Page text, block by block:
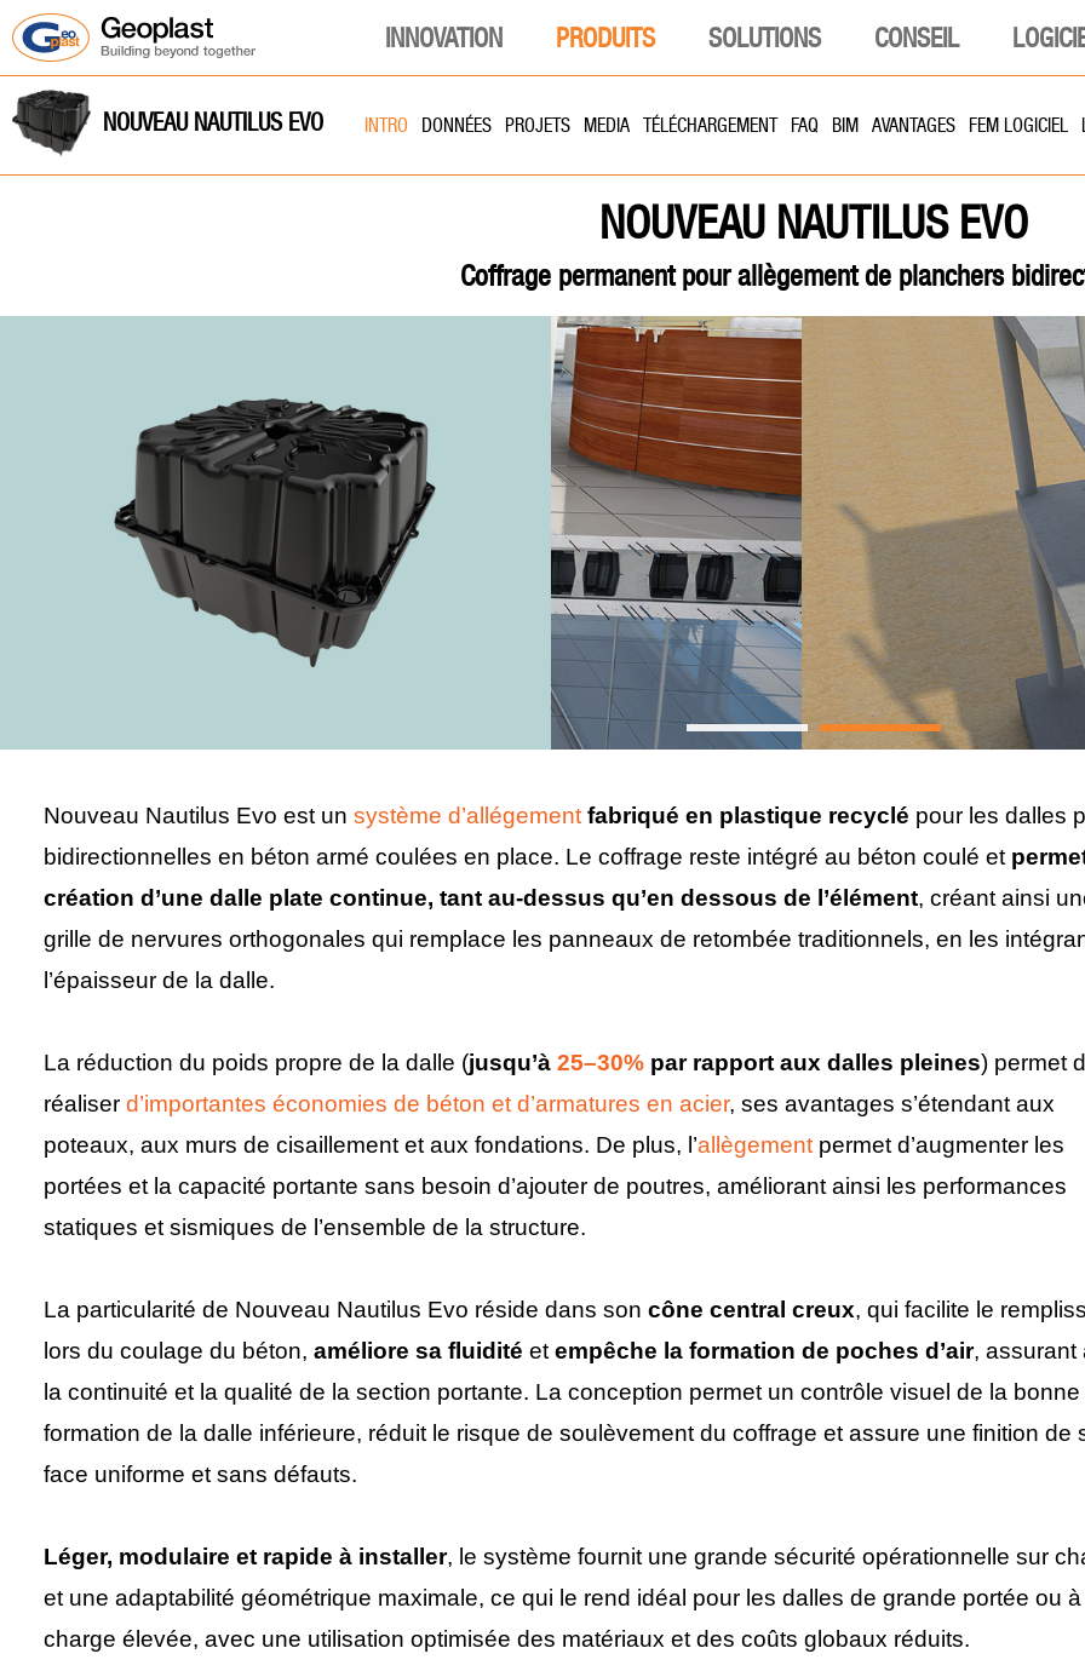
INNOVATION PRODUITS SOLUTIONS CONSEIL
NOUVEAU NAUTILUS EVO INTRO DONNÉES PROJETS MEDIA TÉLÉCHARGEMENT FAQ BIM AVANTAGES FEM LOGICIEL
NOUVEAU NAUTILUS EVO
Coffrage permanent pour allègement de planchers
Nouveau Nautilus Evo est un système d’allégement fabriqué en plastique recyclé pour les dalles
bidirectionnelles en béton armé coulées en place. Le coffrage reste intégré au béton coulé et
création d’une dalle plate continue, tant au-dessus qu’en dessous de l’élément, créant ainsi
grille de nervures orthogonales qui remplace les panneaux de retombée traditionnels, en les
l’épaisseur de la dalle.
La réduction du poids propre de la dalle (jusqu’à 25–30% par rapport aux dalles pleines) permet
réaliser d’importantes économies de béton et d’armatures en acier, ses avantages s’étendant aux
poteaux, aux murs de cisaillement et aux fondations. De plus, l’allègement permet d’augmenter les
portées et la capacité portante sans besoin d’ajouter de poutres, améliorant ainsi les performances
statiques et sismiques de l’ensemble de la structure.
La particularité de Nouveau Nautilus Evo réside dans son cône central creux, qui facilite le
lors du coulage du béton, améliore sa fluidité et empêche la formation de poches d’air, assurant
la continuité et la qualité de la section portante. La conception permet un contrôle visuel de la bonne
formation de la dalle inférieure, réduit le risque de soulèvement du coffrage et assure une finition de
face uniforme et sans défauts.
Léger, modulaire et rapide à installer, le système fournit une grande sécurité opérationnelle sur
et une adaptabilité géométrique maximale, ce qui le rend idéal pour les dalles de grande portée ou à
charge élevée, avec une utilisation optimisée des matériaux et des coûts globaux réduits.